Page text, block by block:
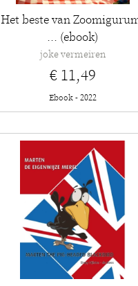
Het beste van
... (ebook)
joke vermeiren
€ 11,49
Ebook - 2022